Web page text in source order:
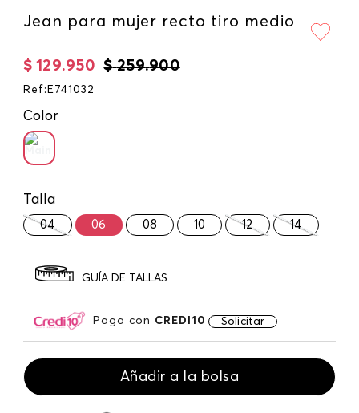
Jean para mujer recto tiro medio
$ 259.900
$ 129.950
Ref : E741032
Color
Talla
04 06 08 10 12 14
GUÍA DE TALLAS
Paga con CREDI10 Solicitar
Añadir a la bolsa